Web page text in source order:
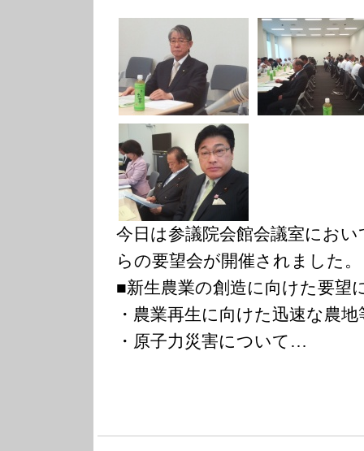
今日は参議院会館会議室にお
らの要望会が開催されました。
■新生農業の創造に向けた要望
・農業再生に向けた迅速な農
・原子力災害について…